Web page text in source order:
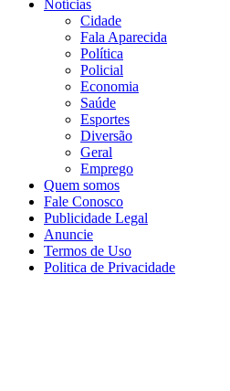
Notícias
Cidade
Fala Aparecida
Política
Policial
Economia
Saúde
Esportes
Diversão
Geral
Emprego
Quem somos
Fale Conosco
Publicidade Legal
Anuncie
Termos de Uso
Politica de Privacidade